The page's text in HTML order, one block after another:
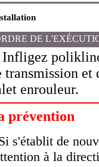
DE
Infligez
transmission et
enrouleur.
prévention
s'établit de
à la